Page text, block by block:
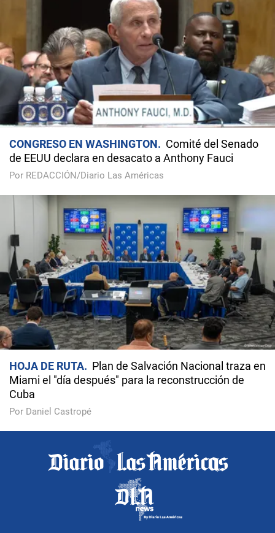
CONGRESO EN WASHINGTON
Comité del Senado
de EEUU declara en desacato a Anthony Fauci
Por REDACCIÓN/Diario Las Américas
HOJA DE RUTA
Plan de Salvación Nacional traza en
Miami el "día después" para la reconstrucción de
Cuba
Por Daniel Castropé